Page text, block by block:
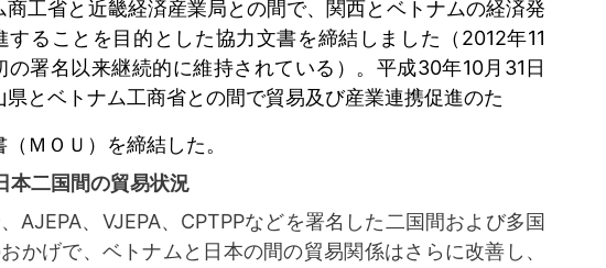
商工省と近畿経済産業局との間で、関西とベトナムの経済発
することを目的とした協力文書を締結しました（ 2012年11
の署名以来継続的に維持されている）。平成30年10月 31 日
県とベトナム工商省との間で貿易及び産業連携促進のた
ＭＯＵ）を締結した。
本二国間の貿易状況
AJEPA、VJEPA、CPTPPなどを署名した二国間および多国
かげで、ベトナムと日本の間の貿易関係はさらに改善し、